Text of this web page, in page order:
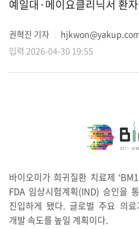
예일대·메이요클리닉서 환
권혁진 기자
입력 2026-04-30 19:55
바이오미가 희귀질환 치료제
FDA 임상시험계획(IND) 승인을
진입하게 됐다. 글로벌 주요 의
개발 속도를 높일 계획이다.